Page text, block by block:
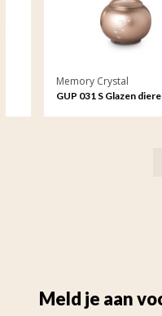
Memory Crystal
GUP 031 S Glazen dierenurn
Meld je aan